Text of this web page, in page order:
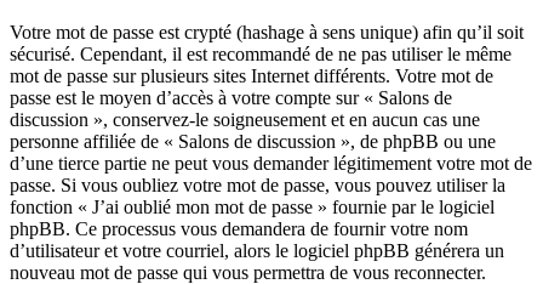
Votre mot de passe est crypté (hashage à sens unique) afin qu’il soit
sécurisé. Cependant, il est recommandé de ne pas utiliser le même
mot de passe sur plusieurs sites Internet différents. Votre mot de
passe est le moyen d’accès à votre compte sur « Salons de
discussion », conservez-le soigneusement et en aucun cas une
personne affiliée de « Salons de discussion », de phpBB ou une
d’une tierce partie ne peut vous demander légitimement votre mot de
passe. Si vous oubliez votre mot de passe, vous pouvez utiliser la
fonction « J’ai oublié mon mot de passe » fournie par le logiciel
phpBB. Ce processus vous demandera de fournir votre nom
d’utilisateur et votre courriel, alors le logiciel phpBB générera un
nouveau mot de passe qui vous permettra de vous reconnecter.